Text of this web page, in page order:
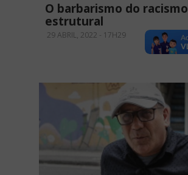
O barbarismo do racismo
estrutural
29 ABRIL, 2022 - 17H29